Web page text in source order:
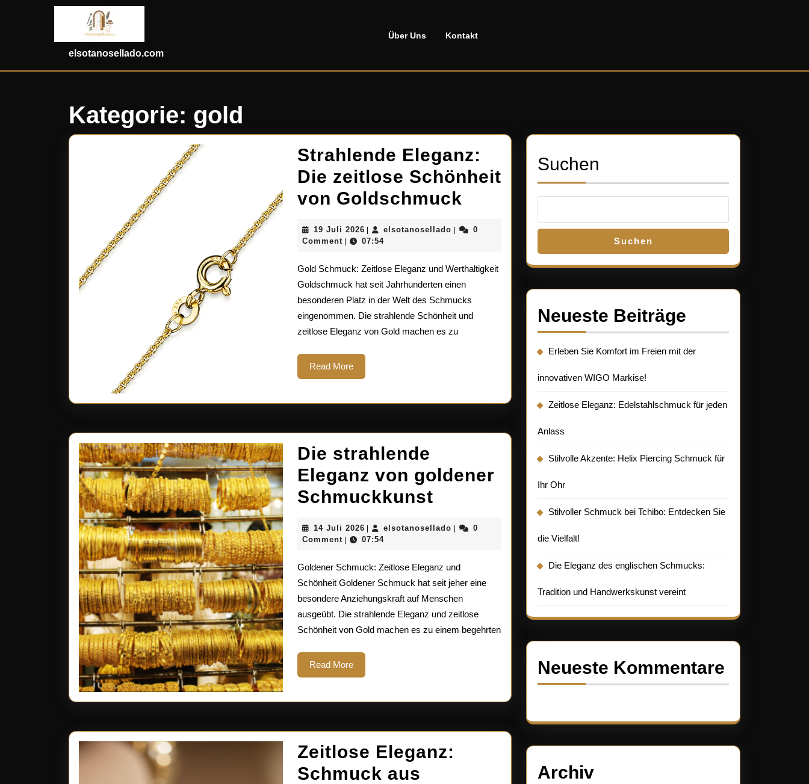
elsotanosellado.com
Über Uns Kontakt
Kategorie: gold
Strahlende Eleganz:
Die zeitlose Schönheit
von Goldschmuck Strahlende
Eleganz:
zeitlose
Schönheit
von
Goldschmuck
19 Juli 2026 19
Juli
elsotanosellado elsotanosellado
0
Comment
07:54
Gold Schmuck: Zeitlose Eleganz und Werthaltigkeit
Goldschmuck hat seit Jahrhunderten einen
besonderen Platz in der Welt des Schmucks
eingenommen. Die strahlende Schönheit und
zeitlose Eleganz von Gold machen es zu
Read MoreRead
More
Die strahlende
Eleganz von goldener
Schmuckkunst
Eleganz
von
goldener
Schmuckkunst
14 Juli 2026 14
Juli
elsotanosellado elsotanosellado
0
Comment
07:54
Goldener Schmuck: Zeitlose Eleganz und
Schönheit Goldener Schmuck hat seit jeher eine
besondere Anziehungskraft auf Menschen
ausgeübt. Die strahlende Eleganz und zeitlose
Schönheit von Gold machen es zu einem begehrten
Read MoreRead
More
Zeitlose Eleganz:
Schmuck aus
Suchen
Suchen
Neueste Beiträge
Erleben Sie Komfort im Freien mit der
innovativen WIGO Markise!
Zeitlose Eleganz: Edelstahlschmuck für jeden
Anlass
Stilvolle Akzente: Helix Piercing Schmuck für
Ihr Ohr
Stilvoller Schmuck bei Tchibo: Entdecken Sie
die Vielfalt!
Die Eleganz des englischen Schmucks:
Tradition und Handwerkskunst vereint
Neueste Kommentare
Archiv